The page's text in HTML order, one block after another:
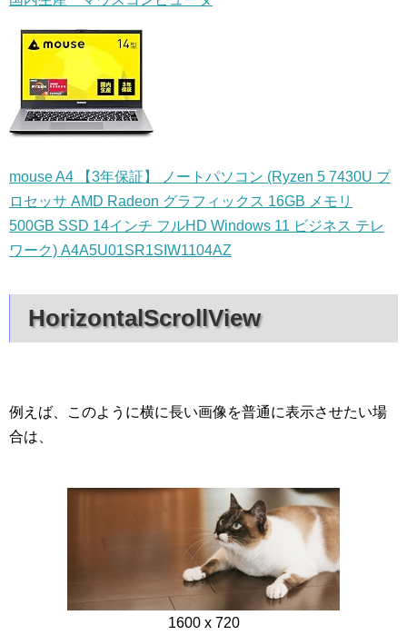
mouse A4 【3年保証】 ノートパソコン (Ryzen 5 7430U プ
ロセッサ AMD Radeon グラフィックス 16GB メモリ
500GB SSD 14インチ フルHD Windows 11 ビジネス テレ
ワーク) A4A5U01SR1SIW1104AZ
HorizontalScrollView
例えば、このように横に長い画像を普通に表示させたい場
合は、
1600 x 720